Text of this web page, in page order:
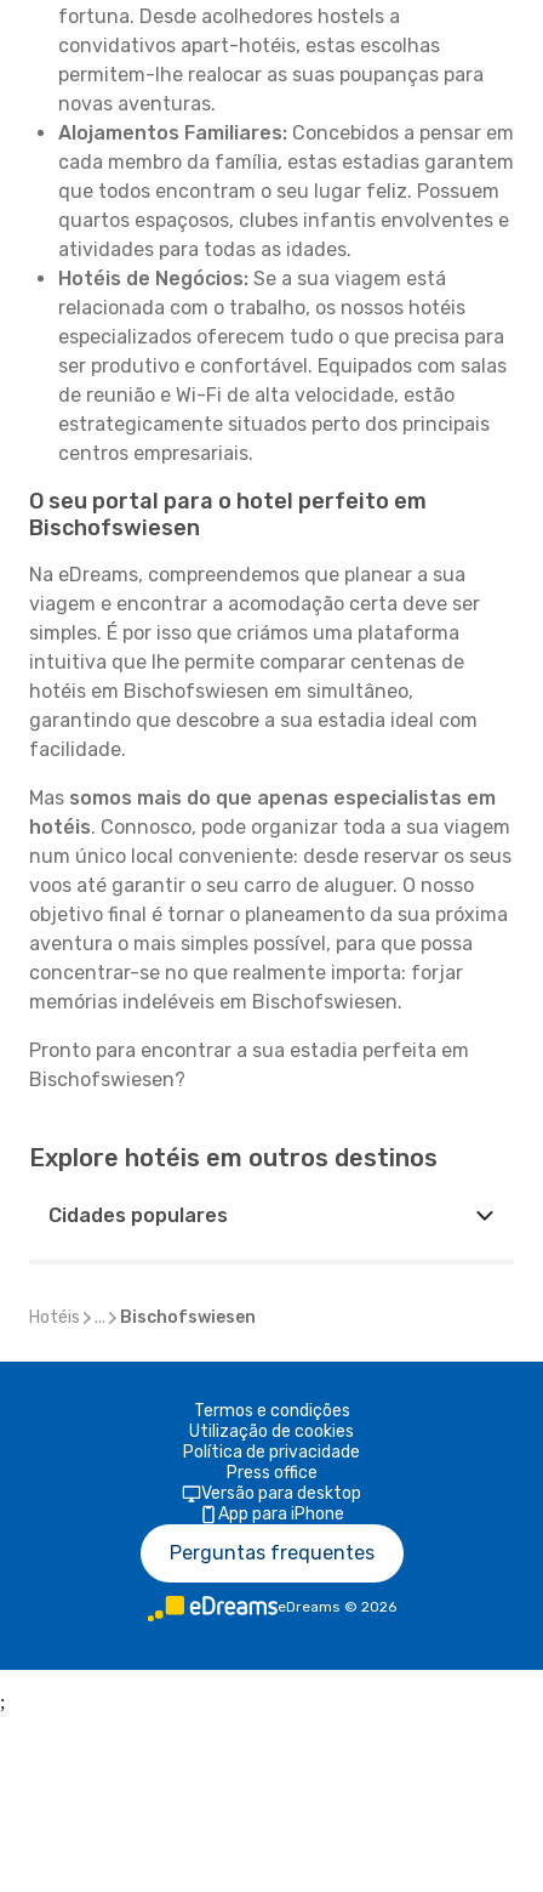
fortuna. Desde acolhedores hostels a
convidativos apart-hotéis, estas escolhas
permitem-lhe realocar as suas poupanças para
novas aventuras.
Alojamentos Familiares: Concebidos a pensar em
cada membro da família, estas estadias garantem
que todos encontram o seu lugar feliz. Possuem
quartos espaçosos, clubes infantis envolventes e
atividades para todas as idades.
Hotéis de Negócios: Se a sua viagem está
relacionada com o trabalho, os nossos hotéis
especializados oferecem tudo o que precisa para
ser produtivo e confortável. Equipados com salas
de reunião e Wi-Fi de alta velocidade, estão
estrategicamente situados perto dos principais
centros empresariais.
O seu portal para o hotel perfeito em
Bischofswiesen
Na eDreams, compreendemos que planear a sua
viagem e encontrar a acomodação certa deve ser
simples. É por isso que criámos uma plataforma
intuitiva que lhe permite comparar centenas de
hotéis em Bischofswiesen em simultâneo,
garantindo que descobre a sua estadia ideal com
facilidade.
Mas somos mais do que apenas especialistas em
hotéis. Connosco, pode organizar toda a sua viagem
num único local conveniente: desde reservar os seus
voos até garantir o seu carro de aluguer. O nosso
objetivo final é tornar o planeamento da sua próxima
aventura o mais simples possível, para que possa
concentrar-se no que realmente importa: forjar
memórias indeléveis em Bischofswiesen.
Pronto para encontrar a sua estadia perfeita em
Bischofswiesen?
Explore hotéis em outros destinos
Cidades populares
Hotéis ... Bischofswiesen
Termos e condições
Utilização de cookies
Política de privacidade
Press office
Versão para desktop
App para iPhone
Perguntas frequentes
eDreams © 2026
;